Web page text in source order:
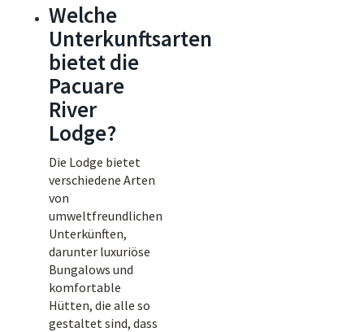
Welche
Unterkunftsarten
bietet die
Pacuare
River
Lodge?
Die Lodge bietet
verschiedene Arten
von
umweltfreundlichen
Unterkünften,
darunter luxuriöse
Bungalows und
komfortable
Hütten, die alle so
gestaltet sind, dass